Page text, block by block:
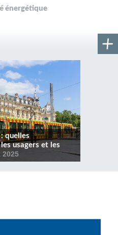
énergétique
quelles
usagers et les
2025